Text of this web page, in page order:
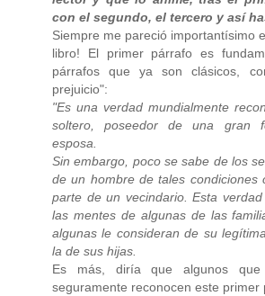
con el segundo, el tercero y así
Siempre me pareció importantísimo
libro! El primer párrafo es
párrafos que ya son clásicos,
prejuicio":
"Es una verdad mundialmente
soltero, poseedor de una gran
esposa.
Sin embargo, poco se sabe de los
de un hombre de tales condiciones
parte de un vecindario. Esta
las mentes de algunas de las
algunas le consideran de su
la de sus hijas.
Es más, diría que algunos
seguramente reconocen este primer